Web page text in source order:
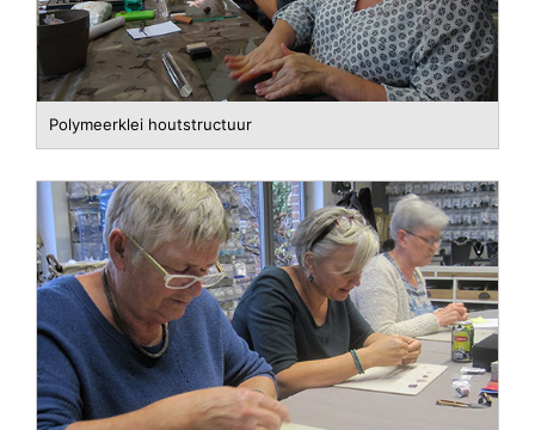
Polymeerklei houtstructuur